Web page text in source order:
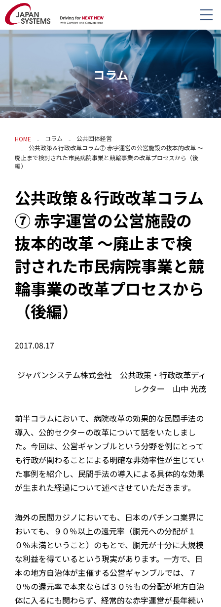
コラム
HOME コラム
公共団体経営
公共政策＆行政改革コラム⑦ 赤字運営の公営施設の抜本的改革 〜
廃止まで検討された市民病院事業と競輪事業の改革プロセスから（後
編）
公共政策＆行政改革コラム
⑦ 赤字運営の公営施設の
抜本的改革 〜廃止まで検
討された市民病院事業と競
輪事業の改革プロセスから
（後編）
2017.08.17
ジャパンシステム株式会社 公共政策・行政改革ディ
レクター 山中 光茂
前半コラムにおいて、病院改革の効果的な民間手法の
導入、公的セクターの改革について話をいたしまし
た。今回は、公営ギャンブルという分野を例にとって
も行政が関わることによる明確な非効率性が生じてい
た事例を紹介し、民間手法の導入による具体的な効果
が生まれた経過について述べさせていただきます。
海外の民間カジノにおいても、日本のパチンコ業界に
おいても、９０％以上の還元率（胴元への分配が１
０％未満ということ）のもとで、胴元が十分に大規模
な利益を得ているという現実があります。一方で、日
本の地方自治体が主催する公営ギャンブルでは、７
０％の還元率で本来ならば３０％もの分配が地方自治
体に入るにも関わらず、経常的な赤字運営が長年続い